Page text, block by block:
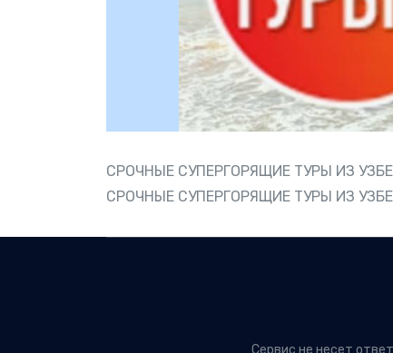
СРОЧНЫЕ СУПЕРГОРЯЩИЕ ТУРЫ ИЗ
СРОЧНЫЕ СУПЕРГОРЯЩИЕ ТУРЫ ИЗ
Сервис не несет